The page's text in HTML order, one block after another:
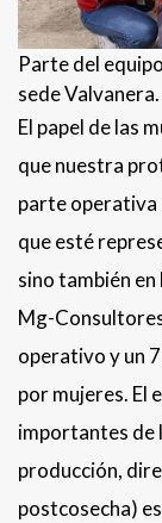
Parte del
sede Valvanera.
El papel de las
que nuestra
parte operativa
que esté
sino también
Mg-
operativo y un
por mujeres. El
importantes de
producción,
postcosecha)